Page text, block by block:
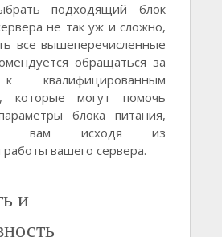
подходящий блок
не так уж и сложно,
все вышеперечисленные
обращаться за
которые могут помочь
блока питания,
вам исходя из
вашего сервера.
и